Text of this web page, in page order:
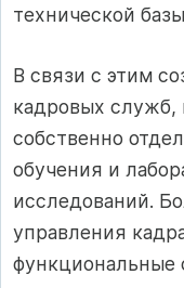
технической
В связи с этим
кадровых служб,
собственно
обучения и
исследований.
управления
функциональные